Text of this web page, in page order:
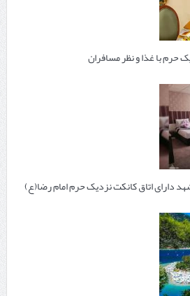
دارای اتاق کانکت نزدیک حرم امام رضا(ع)